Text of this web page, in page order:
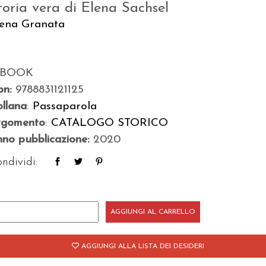
vera di Elena Sachsel
Granata
9788831121125
: Passaparola
: CATALOGO STORICO
pubblicazione: 2020
AGGIUNGI AL CARRELLO
AGGIUNGI ALLA LISTA DEI DESIDERI